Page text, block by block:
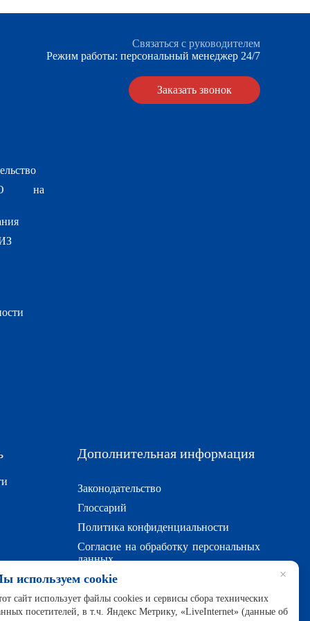
Связаться с руководителем
Режим работы: персональный менеджер 24/7
Заказать звонок
на
Дополнительная информация
Законодательство
Глоссарий
Политика конфиденциальности
Согласие на обработку персональных
данных
Политика обработки файлов cookie
×
используем cookie
сайт использует файлы cookies и сервисы сбора технических
посетителей, в т.ч. Яндекс Метрику, «LiveInternet» (данные об